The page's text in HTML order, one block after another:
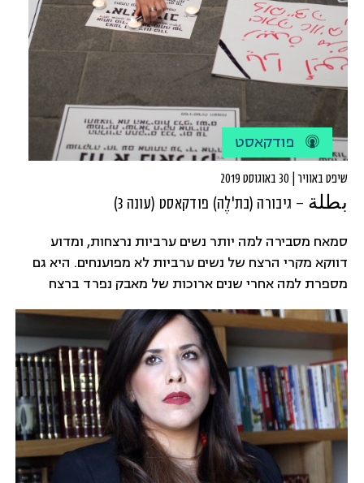
פודקאסט
שיפט באוויר | 30 באוגוסט 2019
بطلة – גיבורה (בת'לֶה) פודקאסט (עונה 3)
סמאח מסבירה למה יותר נשים ערביות נרצחות, ומדוע
דווקא מקרי הרצח של נשים ערביות לא מפוענחים. היא גם
מספרת למה אחרי שנים ארוכות של מאבק נפרד ברצח
נשים, ערביות ויהודיות איחדו מאבקים, ומה אומרים על זה
בחברה הערבית.